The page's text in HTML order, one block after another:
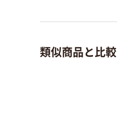
類似商品と比較